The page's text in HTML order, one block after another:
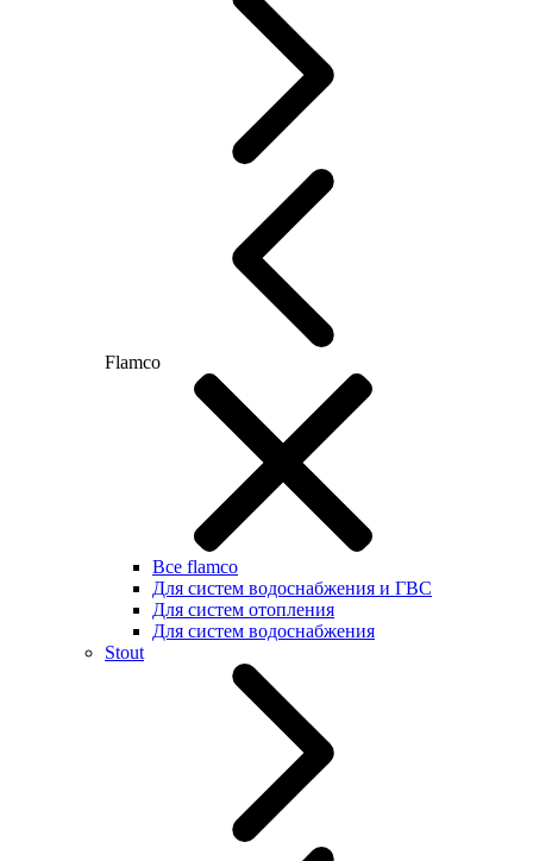
Flamco
Все flamco
Для систем водоснабжения и ГВС
Для систем отопления
Для систем водоснабжения
Stout